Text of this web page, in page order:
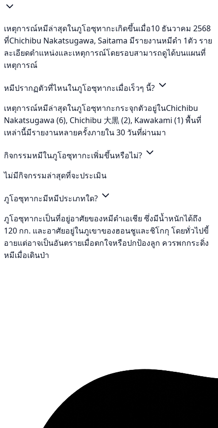
เหตุการณ์หมีล่าสุดในภูโอซุทากะเกิดขึ้นเมื่อ10 ธันวาคม 2568
ที่Chichibu Nakatsugawa, Saitama มีรายงานหมีดำ 1ตัว ราย
ละเอียดตำแหน่งและเหตุการณ์โดยรอบสามารถดูได้บนแผนที่
เหตุการณ์
หมีปรากฏตัวที่ไหนในภูโอซุทากะเมื่อเร็วๆ นี้?
เหตุการณ์หมีล่าสุดในภูโอซุทากะกระจุกตัวอยู่ในChichibu
Nakatsugawa (6), Chichibu 大黒 (2), Kawakami (1) พื้นที่
เหล่านี้มีรายงานหลายครั้งภายใน 30 วันที่ผ่านมา
กิจกรรมหมีในภูโอซุทากะเพิ่มขึ้นหรือไม่?
ไม่มีกิจกรรมล่าสุดที่จะประเมิน
ภูโอซุทากะมีหมีประเภทใด?
ภูโอซุทากะเป็นที่อยู่อาศัยของหมีดำเอเชีย ซึ่งมีน้ำหนักได้ถึง
120 กก. และอาศัยอยู่ในภูเขาของฮอนชูและชิโกกุ โดยทั่วไปขี้
อายแต่อาจเป็นอันตรายเมื่อตกใจหรือปกป้องลูก ควรพกกระดิ่ง
หมีเมื่อเดินป่า